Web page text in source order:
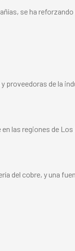
se ha
de la
las regiones de
del cobre, y una